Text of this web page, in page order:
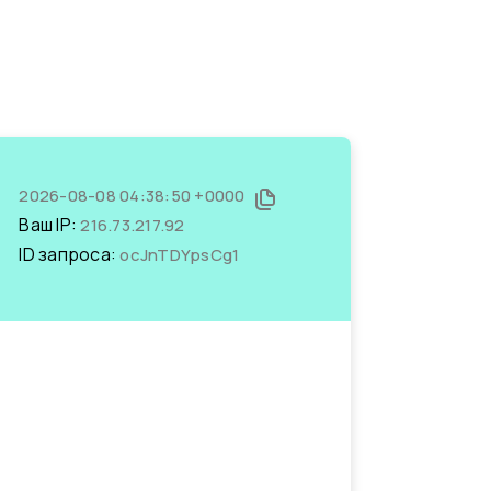
2026-08-08 04:38:50 +0000
Ваш IP:216.73.217.92
ID запроса:ocJnTDYpsCg1